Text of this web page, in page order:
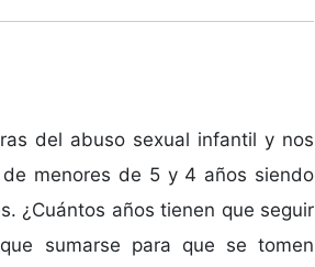
del abuso sexual infantil y nos
menores de 5 y 4 años siendo
¿Cuántos años tienen que seguir
sumarse para que se tomen